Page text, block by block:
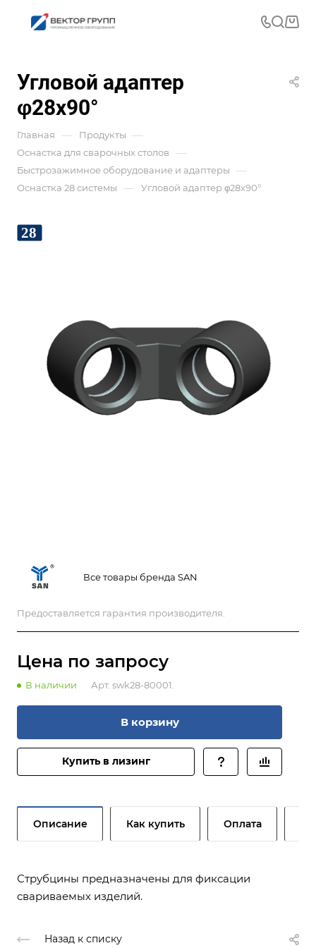
Угловой адаптер
φ28x90°
Главная — Продукты —
Оснастка для сварочных столов —
Быстрозажимное оборудование и адаптеры —
Оснастка 28 системы — Угловой адаптер φ28x90°
Все товары бренда SAN
Предоставляется гарантия производителя.
Цена по запросу
В наличии Арт. swk28-80001.
В корзину
Купить в лизинг
Описание Как купить Оплата
Струбцины предназначены для фиксации
свариваемых изделий.
Назад к списку